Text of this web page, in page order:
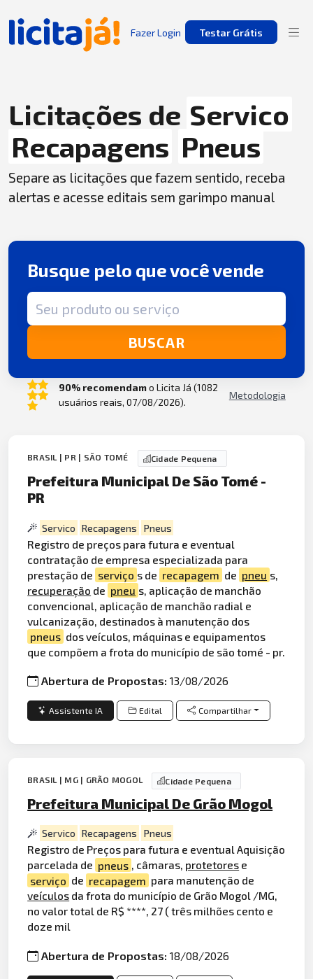
Fazer Login Testar Grátis
Licitações de Servico
Recapagens Pneus
Separe as licitações que fazem sentido, receba
alertas e acesse editais sem garimpo manual
Busque pelo que você vende
Termo de busca
BUSCAR
90% recomendamo Licita Já (1082
usuários reais, 07/08/2026).
Metodologia
BRASIL | PR | SÃO TOMÉ Cidade Pequena
Prefeitura Municipal De São Tomé -
PR
Servico Recapagens Pneus
Registro de preços para futura e eventual
contratação de empresa especializada para
prestação de serviço s de recapagem de pneu s,
recuperação de pneu s, aplicação de manchão
convencional, aplicação de manchão radial e
vulcanização, destinados à manutenção dos
pneus dos veículos, máquinas e equipamentos
que compõem a frota do município de são tomé - pr.
Abertura de Propostas:13/08/2026
Assistente IA Edital Compartilhar
BRASIL | MG | GRÃO MOGOL Cidade Pequena
Prefeitura Municipal De Grão Mogol
Servico Recapagens Pneus
Registro de Preços para futura e eventual Aquisição
parcelada de pneus , câmaras, protetores e
serviço de recapagem para manutenção de
veículos da frota do município de Grão Mogol /MG,
no valor total de R$ ****, 27 ( três milhões cento e
doze mil
Abertura de Propostas:18/08/2026